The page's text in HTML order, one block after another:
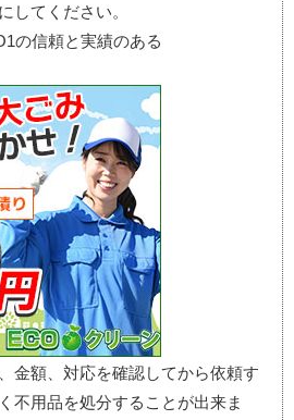
してください。
の信頼と実績のある
金額、対応を確認してから依頼す
不用品を処分することが出来ま